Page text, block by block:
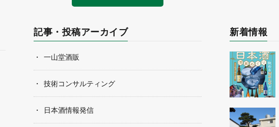
記事・投稿アーカイブ
一山堂酒販
技術コンサルティング
日本酒情報発信
新着情報